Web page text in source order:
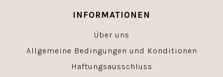
INFORMATIONEN
Über uns
Allgemeine Bedingungen und Konditionen
Haftungsausschluss